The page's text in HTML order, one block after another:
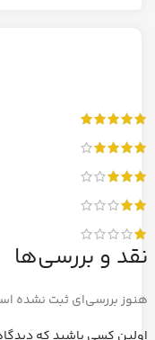
نقد و بررسی‌ها
هنوز بررسی‌ای ثبت نشده
اولین کسی باشید که